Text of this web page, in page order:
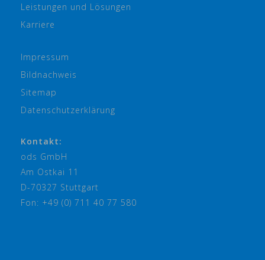
Leistungen und Lösungen
Karriere
Impressum
Bildnachweis
Sitemap
Datenschutzerklärung
Kontakt:
ods GmbH
Am Ostkai 11
D-70327 Stuttgart
Fon: +49 (0) 711 40 77 580